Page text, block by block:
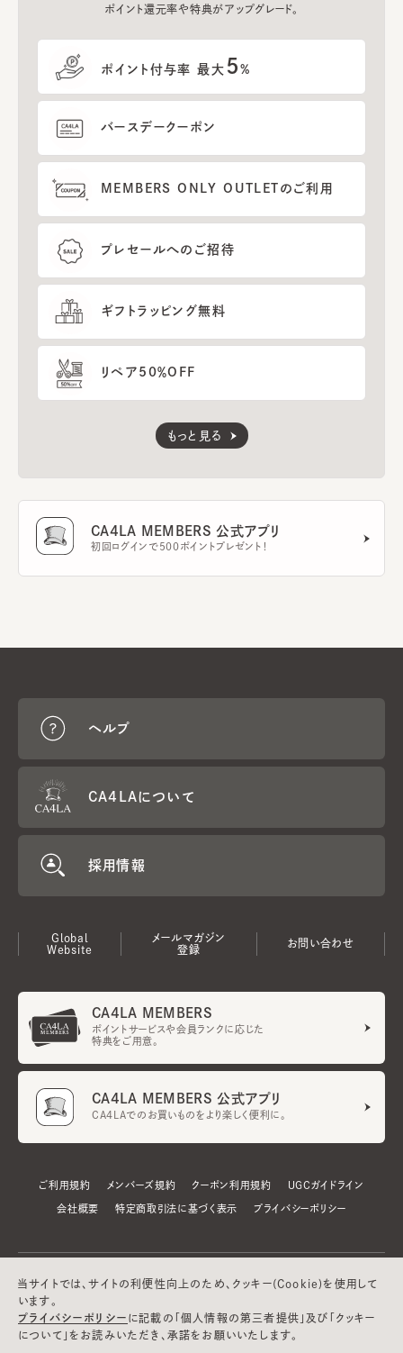
ポイント還元率や特典がアップグレード。
ポイント付与率 最大 5%
バースデークーポン
MEMBERS ONLY OUTLETのご利用
プレセールへのご招待
ギフトラッピング無料
リペア50％OFF
もっと見る
CA4LA MEMBERS 公式アプリ
初回ログインで500ポイントプレゼント！
ヘルプ
CA4LAについて
採用情報
Global
Website
メールマガジン
登録
お問い合わせ
CA4LA MEMBERS
ポイントサービスや会員ランクに応じた
特典をご用意。
CA4LA MEMBERS 公式アプリ
CA4LAでのお買いものをより楽しく便利に。
ご利用規約 メンバーズ規約 クーポン利用規約 UGCガイドライン
会社概要 特定商取引法に基づく表示 プライバシーポリシー
当サイトでは、サイトの利便性向上のため、クッキー(Cookie)を使用して
います。
プライバシーポリシー に記載の「個人情報の第三者提供」及び「クッキー
について」をお読みいただき、承諾をお願いいたします。